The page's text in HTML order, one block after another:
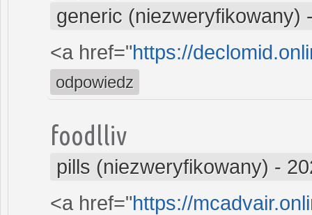
generic (niezweryfikowany)
<a href="https://
odpowiedz
foodlliv
pills (niezweryfikowany) -
<a href="https://